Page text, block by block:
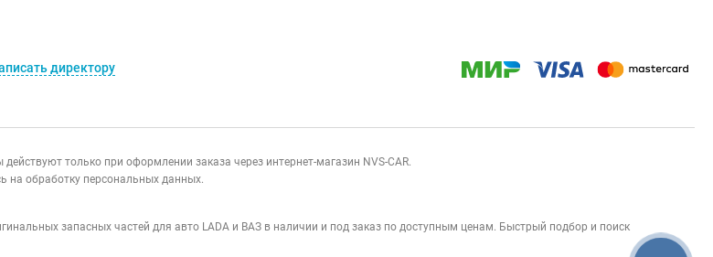
директору
только при оформлении заказа через интернет-магазин NVS-CAR.
на обработку персональных данных.
запасных частей для авто LADA и ВАЗ в наличии и под заказ по доступным ценам. Быстрый подбор и поиск